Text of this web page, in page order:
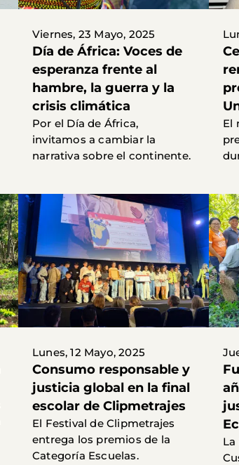
Viernes, 23 Mayo, 2025
Día de África: Voces de
esperanza frente al
hambre, la guerra y la
crisis climática
Por el Día de África,
invitamos a cambiar la
narrativa sobre el continente.
El
Lunes, 12 Mayo, 2025
Consumo responsable y
justicia global en la final
escolar de Clipmetrajes
El Festival de Clipmetrajes
entrega los premios de la
Categoría Escuelas.